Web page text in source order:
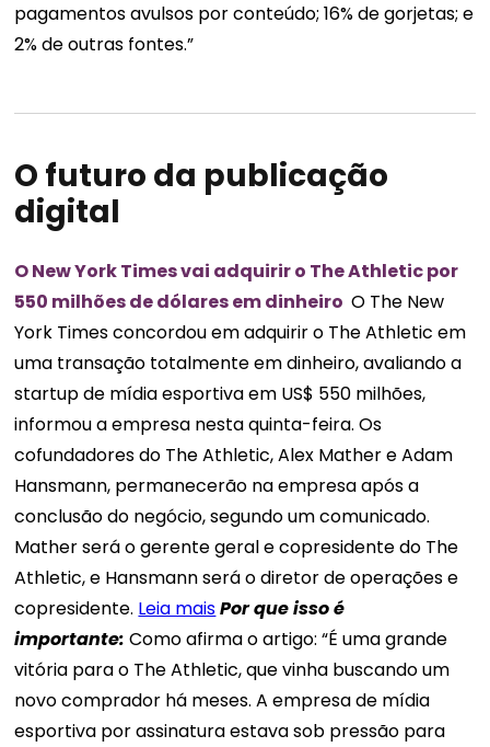
pagamentos avulsos por conteúdo; 16% de gorjetas; e
2% de outras fontes.”
O futuro da publicação
digital
O New York Times vai adquirir o The Athletic por
550 milhões de dólares em dinheiro O The New
York Times concordou em adquirir o The Athletic em
uma transação totalmente em dinheiro, avaliando a
startup de mídia esportiva em US$ 550 milhões,
informou a empresa nesta quinta-feira. Os
cofundadores do The Athletic, Alex Mather e Adam
Hansmann, permanecerão na empresa após a
conclusão do negócio, segundo um comunicado.
Mather será o gerente geral e copresidente do The
Athletic, e Hansmann será o diretor de operações e
copresidente. Leia maisPor que isso é
importante:Como afirma o artigo: “É uma grande
vitória para o The Athletic, que vinha buscando um
novo comprador há meses. A empresa de mídia
esportiva por assinatura estava sob pressão para